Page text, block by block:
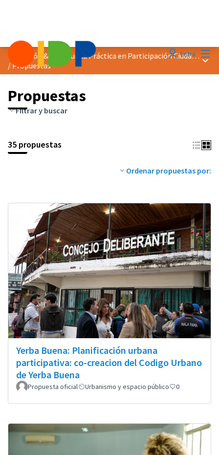
EntraDistinción &quot;Buena Práctica en Participación Ciudadana&quot; 2026
/Propuestas
Propuestas
Filtrar y buscar
35 propuestas
Ordenar propuestas por:
Yerba Buena: Planificación urbana
participativa: co-creacion del Codigo Urbano
de Yerba Buena
Propuesta oficial Urbanismo y espacio público 0